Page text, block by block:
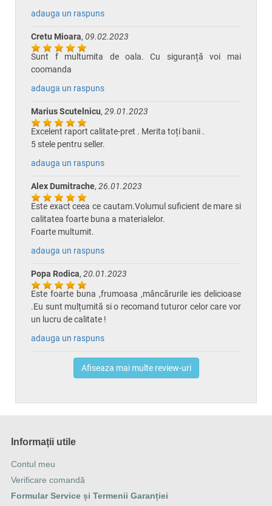
adauga un raspuns
Cretu Mioara,09.02.2023
Sunt f multumita de oala. Cu siguranță voi mai
coomanda
adauga un raspuns
Marius Scutelnicu,29.01.2023
Excelent raport calitate-pret . Merita toți banii .
5 stele pentru seller.
adauga un raspuns
Alex Dumitrache,26.01.2023
Este exact ceea ce cautam.Volumul suficient de mare si
calitatea foarte buna a materialelor.
Foarte multumit.
adauga un raspuns
Popa Rodica,20.01.2023
Este foarte buna ,frumoasa ,mâncărurile ies delicioase
.Eu sunt mulțumită si o recomand tuturor celor care vor
un lucru de calitate !
adauga un raspuns
Afiseaza mai multe review-uri
Informații utile
Contul meu
Verificare comandă
Formular Service și Termenii Garanției